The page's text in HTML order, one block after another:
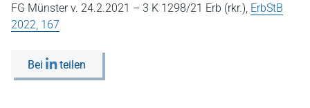
FG Münster v. 24.2.2021 – 3 K 1298/21 Erb (rkr.), ErbStB
2022, 167
Bei teilen